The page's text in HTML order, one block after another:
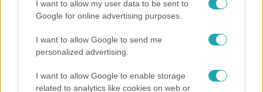
I want to allow my user data to be sent to
Google for online advertising purposes.
I want to allow Google to send me
personalized advertising.
I want to allow Google to enable storage
related to analytics like cookies on web or